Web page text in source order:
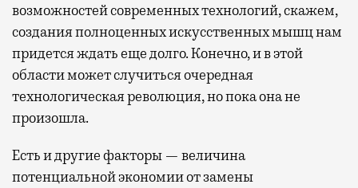
возможностей современных технологий, скажем,
создания полноценных искусственных мышц нам
придется ждать еще долго. Конечно, и в этой
области может случиться очередная
технологическая революция, но пока она не
произошла.
Есть и другие факторы — величина
потенциальной экономии от замены